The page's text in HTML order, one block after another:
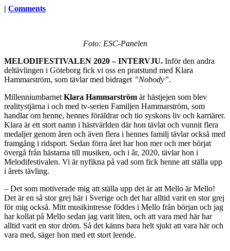
| Comments
Foto: ESC-Panelen
MELODIFESTIVALEN 2020 – INTERVJU. Inför den andra
deltävlingen i Göteborg fick vi oss en pratstund med Klara
Hammarström, som tävlar med bidraget ”Nobody”.
Millenniumbarnet Klara Hammarström är hästjejen som blev
realitystjärna i och med tv-serien Familjen Hammarström, som
handlar om henne, hennes föräldrar och tio syskons liv och karriärer.
Klara är ett stort namn i hästvärlden där hon tävlat och vunnit flera
medaljer genom åren och även flera i hennes familj tävlar också med
framgång i ridsport. Sedan förra året har hon mer och mer börjat
övergå från hästarna till musiken, och i år, 2020, tävlar hon i
Melodifestivalen. Vi är nyfikna på vad som fick henne att ställa upp
i årets tävling.
– Det som motiverade mig att ställa upp det är att Mello är Mello!
Det är en så stor grej här i Sverige och det har alltid varit en stor grej
för mig också. Mitt musikintresse föddes i Mello från början och jag
har kollat på Mello sedan jag varit liten, och att vara med här har
alltid varit en stor dröm. Så det känns bara helt sjukt att vara här och
vara med, säger hon med ett stort leende.